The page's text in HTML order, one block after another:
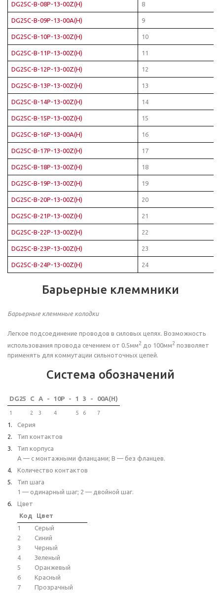
DG25C-B-08P-13-00Z(H) 8
DG25C-B-09P-13-00A(H) 9
DG25C-B-10P-13-00Z(H) 10
DG25C-B-11P-13-00Z(H) 11
DG25C-B-12P-13-00Z(H) 12
DG25C-B-13P-13-00Z(H) 13
DG25C-B-14P-13-00Z(H) 14
DG25C-B-15P-13-00Z(H) 15
DG25C-B-16P-13-00A(H) 16
DG25C-B-17P-13-00Z(H) 17
DG25C-B-18P-13-00Z(H) 18
DG25C-B-19P-13-00Z(H) 19
DG25C-B-20P-13-00Z(H) 20
DG25C-B-21P-13-00Z(H) 21
DG25C-B-22P-13-00Z(H) 22
DG25C-B-23P-13-00Z(H) 23
DG25C-B-24P-13-00Z(H) 24
Барьерные клеммники
Барьерные клеммные колодки
Легкое подсоединение проводов в силовых цепях. Возможность
использования провода сечением от 0.5мм2 до 100мм2 позволяет
применять для коммутации сильноточных цепей.
Система обозначений
DG25 C A - 10P - 1 3 - 00A(H)
1 2 3 4 5 6 7
Серия
Тип контактов
Тип корпуса
A — с монтажными фланцами; B — без фланцев.
Количество контактов
Тип шага
1 — одинарный шаг; 2 — двойной шаг.
Цвет
Код
Цвет
1
Серый
2
Синий
3
Черный
4
Зеленый
5
Оранжевый
6
Красный
7
Прозрачный